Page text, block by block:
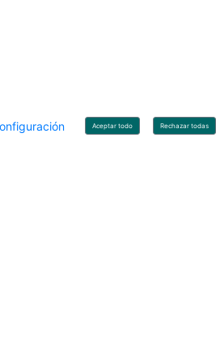
+57(601) 492 64 00
judiciales:
492 64 00 Ext. 4
protección de datos personales
autor
de uso
los derechos reservados
Aceptar todo Rechazar todas